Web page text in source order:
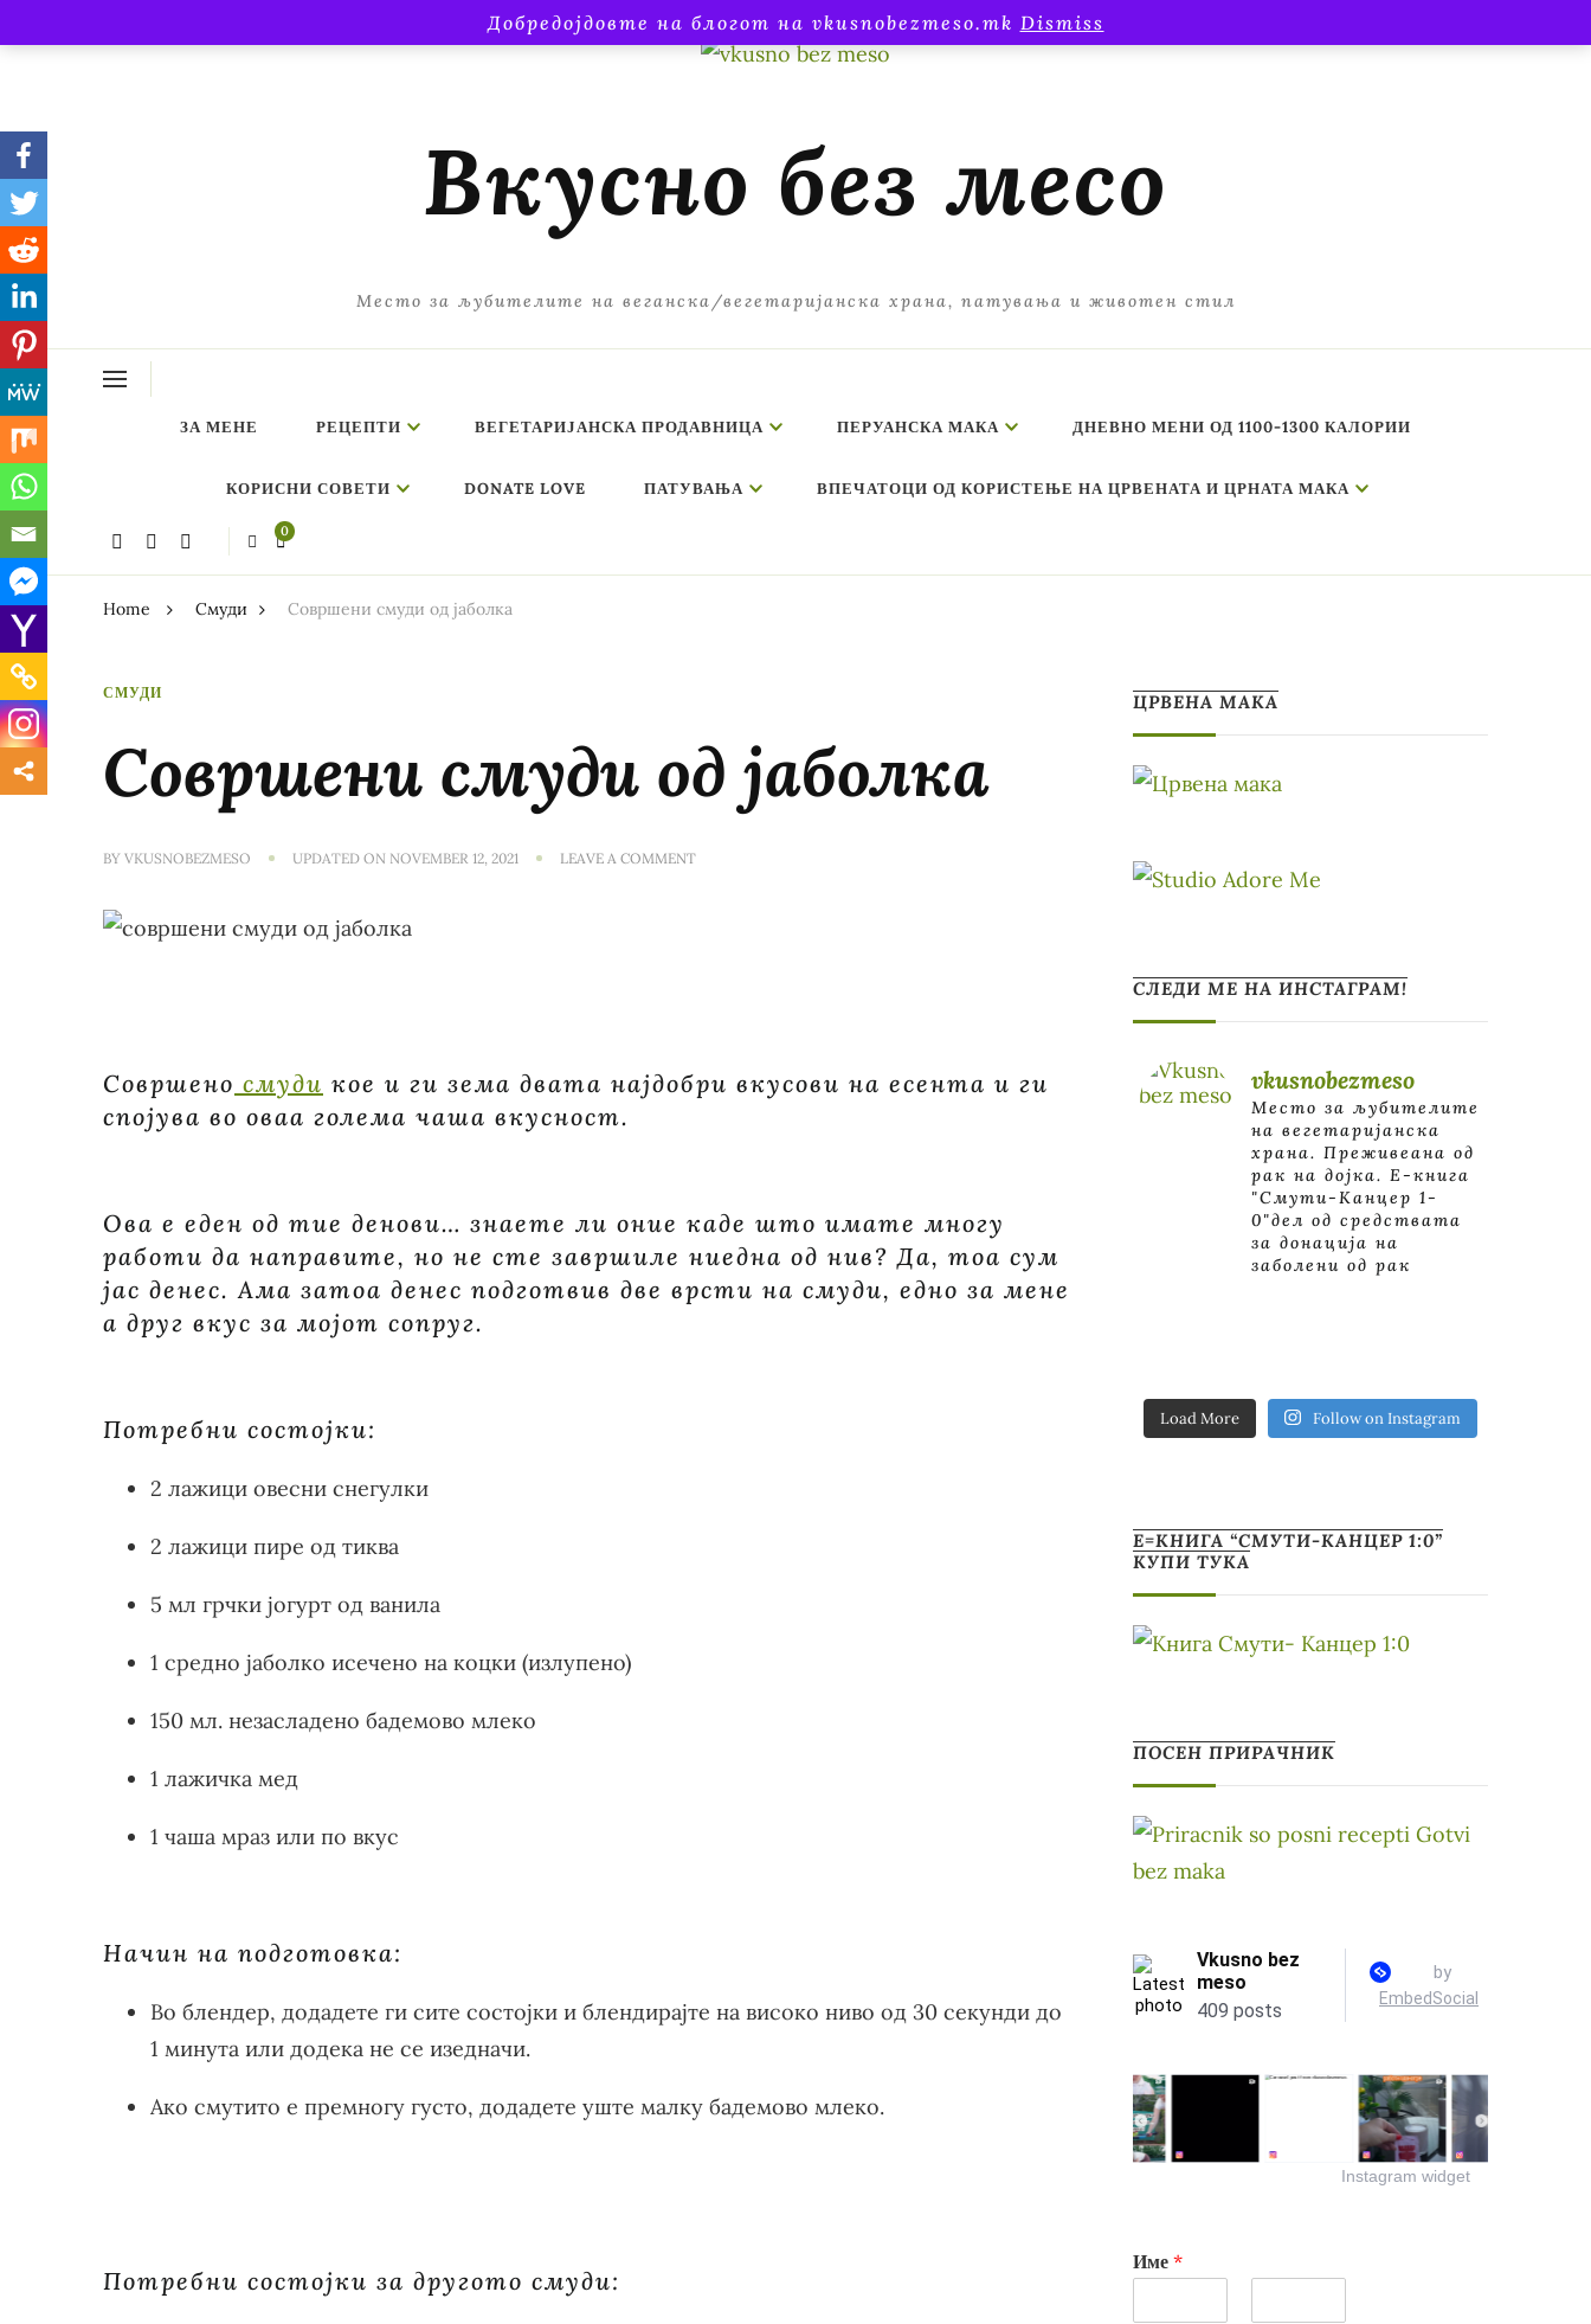
Добредојдовте на блогот на vkusnobezmeso.mk Dismiss
Вкусно без месо
Место за љубителите на веганска/вегетаријанска храна, патувања и животен стил
ЗА МЕНЕ РЕЦЕПТИ ВЕГЕТАРИЈАНСКА ПРОДАВНИЦА ПЕРУАНСКА МАКА ДНЕВНО МЕНИ ОД 1100-1300 КАЛОРИИ
КОРИСНИ СОВЕТИ DONATE LOVE ПАТУВАЊА ВПЕЧАТОЦИ ОД КОРИСТЕЊЕ НА ЦРВЕНАТА И ЦРНАТА МАКА
0
Home Смуди Совршени смуди од јаболка
СМУДИ
Совршени смуди од јаболка
BY VKUSNOBEZMESO UPDATED ON NOVEMBER 12, 2021 LEAVE A COMMENTON
Совршено смуди кое и ги зема двата најдобри вкусови на есента и ги
спојува во оваа голема чаша вкусност.
Ова е еден од тие денови… знаете ли оние каде што имате многу
работи да направите, но не сте завршиле ниедна од нив? Да, тоа сум
јас денес. Ама затоа денес подготвив две врсти на смуди, едно за мене
а друг вкус за мојот сопруг.
Потребни состојки:
2 лажици овесни снегулки
2 лажици пире од тиква
5 мл грчки јогурт од ванила
1 средно јаболко исечено на коцки (излупено)
150 мл. незасладено бадемово млеко
1 лажичка мед
1 чаша мраз или по вкус
Начин на подготовка:
Во блендер, додадете ги сите состојки и блендирајте на високо ниво од 30 секунди до
1 минута или додека не се изедначи.
Ако смутито е премногу густо, додадете уште малку бадемово млеко.
Потребни состојки за другото смуди:
ЦРВЕНА МАКА
СЛЕДИ МЕ НА ИНСТАГРАМ!
vkusnobezmeso
Место за љубителите
на вегетаријанска
храна. Преживеана од
рак на дојка. E-книга
"Смути-Канцер 1-
0"дел од средствата
за донација на
заболени од рак
Load More Follow on Instagram
Е=КНИГА “СМУТИ-КАНЦЕР 1:0”
КУПИ ТУКА
ПОСЕН ПРИРАЧНИК
Instagram widget
Име *